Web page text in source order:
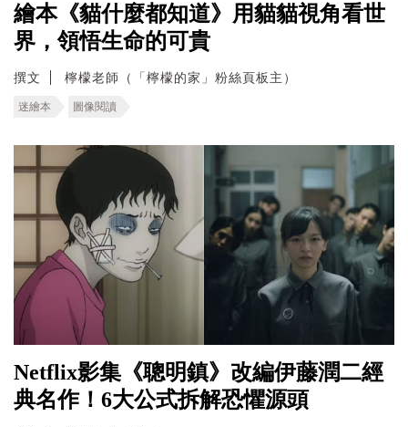
繪本《貓什麼都知道》用貓貓視角看世
界，領悟生命的可貴
撰文 檸檬老師（「檸檬的家」粉絲頁板主）
迷繪本 圖像閱讀
Netflix影集《聰明鎮》改編伊藤潤二經
典名作！6大公式拆解恐懼源頭